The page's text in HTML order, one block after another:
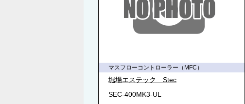
マスフローコントローラー（MFC）
堀場エステック Stec
SEC-400MK3-UL